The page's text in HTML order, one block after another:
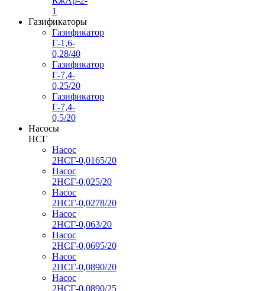
1
Газификаторы
Газификатор
Г-1,6-
0,28/40
Газификатор
Г-7,4-
0,25/20
Газификатор
Г-7,4-
0,5/20
Насосы
НСГ
Насос
2НСГ-0,0165/20
Насос
2НСГ-0,025/20
Насос
2НСГ-0,0278/20
Насос
2НСГ-0,063/20
Насос
2НСГ-0,0695/20
Насос
2НСГ-0,0890/20
Насос
2НСГ-0,0890/25